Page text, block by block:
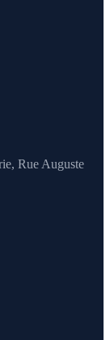
Rue Auguste